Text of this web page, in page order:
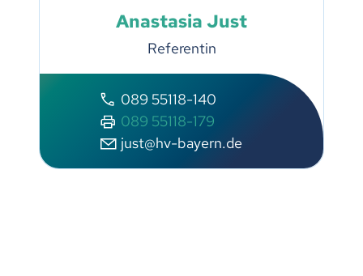
Anastasia Just
Referentin
089 55118-140
089 55118-179
just@hv-bayern.de